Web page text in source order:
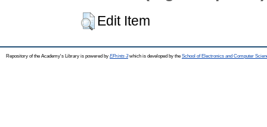
Edit Item
Repository of the Academy's Library is powered by EPrints 3which is developed by the School of Electronics and Computer